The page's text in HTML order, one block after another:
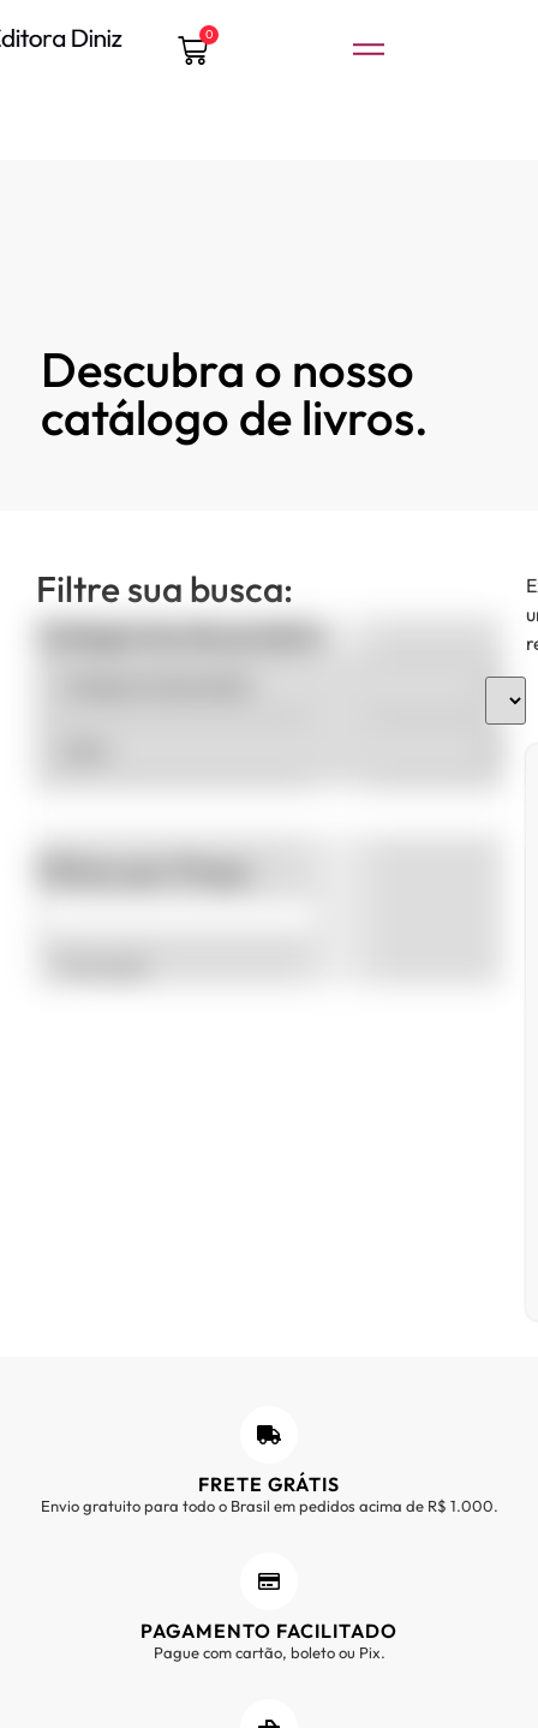
0
Descubra o nosso
catálogo de livros.
Filtre sua busca:
Categorias de produto
FRETE GRÁTIS
Envio gratuito para todo o Brasil em pedidos acima de R$ 1.000.
PAGAMENTO FACILITADO
Pague com cartão, boleto ou Pix.